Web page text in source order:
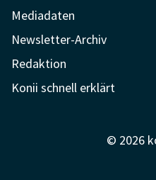
Mediadaten
Newsletter-Archiv
Redaktion
Konii schnell erklärt
© 2026